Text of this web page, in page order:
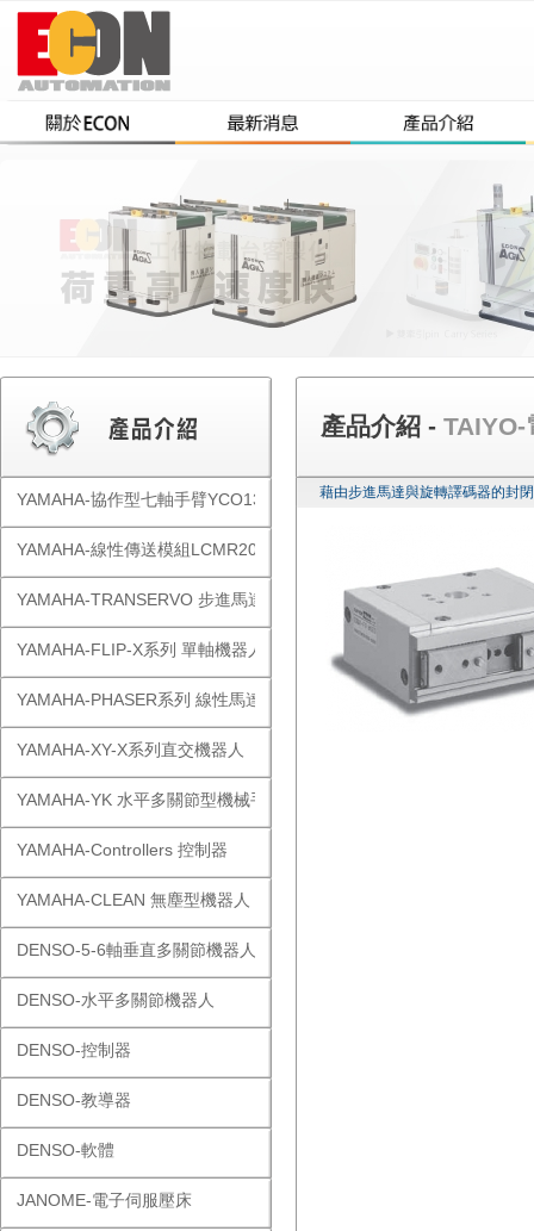
YAMAHA-協作型七軸手臂YCO1300
YAMAHA-線性傳送模組LCMR200
YAMAHA-TRANSERVO 步進馬達單軸
YAMAHA-FLIP-X系列 單軸機器人
YAMAHA-PHASER系列 線性馬達
YAMAHA-XY-X系列直交機器人
YAMAHA-YK 水平多關節型機械手
YAMAHA-Controllers 控制器
YAMAHA-CLEAN 無塵型機器人
DENSO-5-6軸垂直多關節機器人
DENSO-水平多關節機器人
DENSO-控制器
DENSO-教導器
DENSO-軟體
JANOME-電子伺服壓床
產品介紹 - TAIYO-
藉由步進馬達與旋轉譯碼器的封